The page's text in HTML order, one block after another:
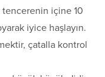
tencerenin içine 10
iyice haşlayın.
çatalla kontrol